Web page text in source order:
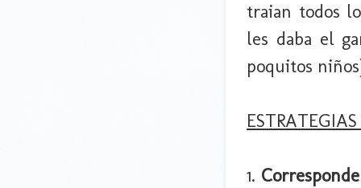
traian todos
les daba el
poquitos
1.